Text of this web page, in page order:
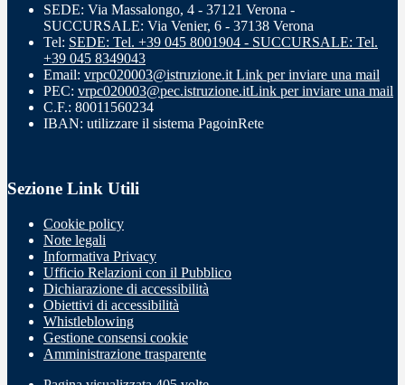
SEDE: Via Massalongo, 4 - 37121 Verona -
SUCCURSALE: Via Venier, 6 - 37138 Verona
Tel: SEDE: Tel. +39 045 8001904 - SUCCURSALE: Tel.
+39 045 8349043
Email: vrpc020003@istruzione.it Link per inviare una mail
PEC: vrpc020003@pec.istruzione.itLink per inviare una mail
C.F.: 80011560234
IBAN: utilizzare il sistema PagoinRete
Sezione Link Utili
Cookie policy
Note legali
Informativa Privacy
Ufficio Relazioni con il Pubblico
Dichiarazione di accessibilità
Obiettivi di accessibilità
Whistleblowing
Gestione consensi cookie
Amministrazione trasparente